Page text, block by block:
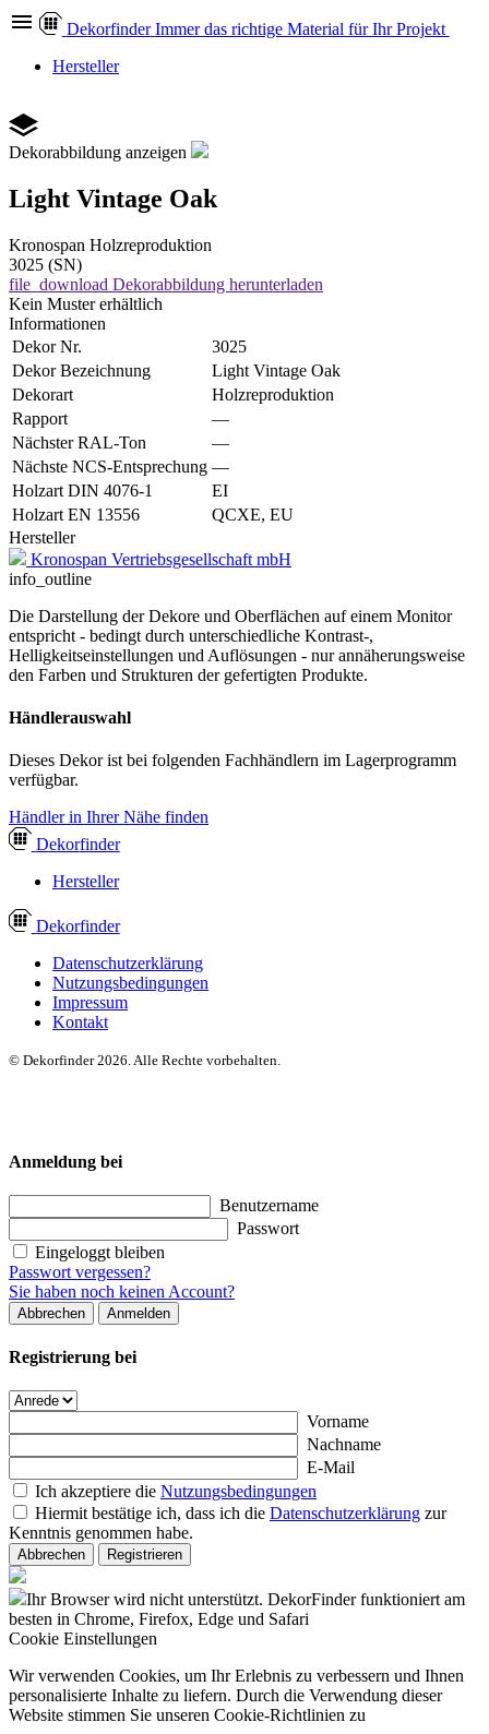
Dekorfinder Immer das richtige Material für Ihr Projekt
Hersteller
Dekorabbildung anzeigen
Light Vintage Oak
Kronospan Holzreproduktion
3025 (SN)
file_download Dekorabbildung herunterladen
Kein Muster erhältlich
Informationen
Dekor Nr.
3025
Dekor Bezeichnung
Light Vintage Oak
Dekorart
Holzreproduktion
Rapport
—
Nächster RAL-Ton
—
Nächste NCS-Entsprechung —
Holzart DIN 4076-1
EI
Holzart EN 13556
QCXE, EU
Hersteller
Kronospan Vertriebsgesellschaft mbH
info_outline
Die Darstellung der Dekore und Oberflächen auf einem Monitor
entspricht - bedingt durch unterschiedliche Kontrast-,
Helligkeitseinstellungen und Auflösungen - nur annäherungsweise
den Farben und Strukturen der gefertigten Produkte.
Händlerauswahl
Dieses Dekor ist bei folgenden Fachhändlern im Lagerprogramm
verfügbar.
Händler in Ihrer Nähe finden
Dekorfinder
Hersteller
Dekorfinder
Datenschutzerklärung
Nutzungsbedingungen
Impressum
Kontakt
© Dekorfinder 2026. Alle Rechte vorbehalten.
Anmeldung bei
Benutzername
Passwort
Eingeloggt bleiben
Passwort vergessen?
Sie haben noch keinen Account?
Abbrechen Anmelden
Registrierung bei
Vorname
Nachname
E-Mail
Ich akzeptiere die Nutzungsbedingungen
Hiermit bestätige ich, dass ich die Datenschutzerklärung zur
Kenntnis genommen habe.
Abbrechen Registrieren
Ihr Browser wird nicht unterstützt. DekorFinder funktioniert am
besten in Chrome, Firefox, Edge und Safari
Cookie Einstellungen
Wir verwenden Cookies, um Ihr Erlebnis zu verbessern und Ihnen
personalisierte Inhalte zu liefern. Durch die Verwendung dieser
Website stimmen Sie unseren Cookie-Richtlinien zu